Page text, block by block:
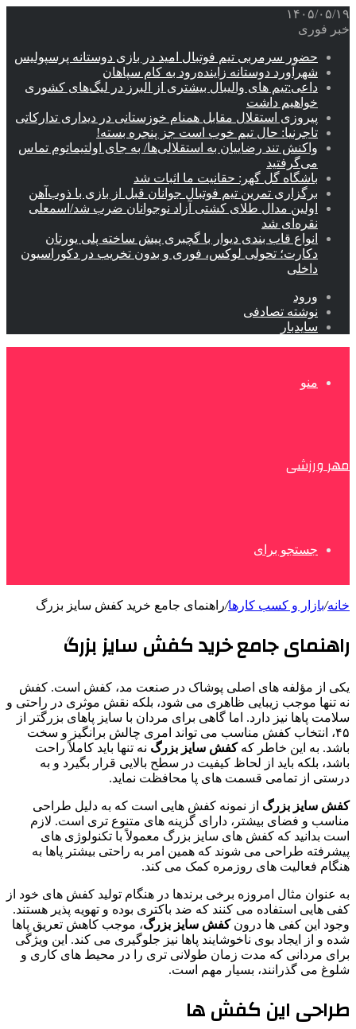
۱۴۰۵/۰۵/۱۹
خبر فوری
حضور سرمربی تیم فوتبال امید در بازی دوستانه پرسپولیس
شهرآورد دوستانه زاینده‌رود به کام سپاهان
داعی:تیم های والیبال بیشتری از البرز در لیگ‌های کشوری
خواهیم داشت
پیروزی استقلال مقابل همنام خوزستانی در دیداری تدارکاتی
تاجرنیا: حال تیم خوب است جز پنجره بسته!
واکنش تند رضاییان به استقلالی‌ها/ به جای اولتیماتوم تماس
می‌گرفتید
باشگاه گل گهر: حقانیت ما اثبات شد
برگزاری تمرین تیم فوتبال جوانان قبل از بازی با ذوب‌آهن
اولین مدال طلای کشتی آزاد نوجوانان ضرب شد/اسمعلی
نقره‌ای شد
انواع قاب بندی دیوار با گچبری پیش ساخته پلی یورتان
دکارت؛ تحولی لوکس، فوری و بدون تخریب در دکوراسیون
داخلی
ورود
نوشته تصادفی
سایدبار
منو
مهر ورزشی
جستجو برای
خانه/بازار و کسب کارها/راهنمای جامع خرید کفش سایز بزرگ
راهنمای جامع خرید کفش سایز بزرگ
یکی از مؤلفه‌ های اصلی پوشاک در صنعت مد، کفش است. کفش
نه تنها موجب زیبایی ظاهری می‌ شود، بلکه نقش موثری در راحتی و
سلامت پاها نیز دارد. اما گاهی برای مردان با سایز پاهای بزرگتر از
۴۵، انتخاب کفش مناسب می‌ تواند امری چالش برانگیز و سخت
باشد. به این خاطر کهکفش سایز بزرگ نه تنها باید کاملاً راحت
باشد، بلکه باید از لحاظ کیفیت در سطح بالایی قرار بگیرد و به
درستی از تمامی قسمت‌ های پا محافظت نماید.
کفش سایز بزرگ از نمونه کفش‌ هایی است که به دلیل طراحی
مناسب و فضای بیشتر، دارای گزینه‌ های متنوع‌ تری است. لازم
است بدانید که کفش‌ های سایز بزرگ معمولاً با تکنولوژی‌ های
پیشرفته طراحی می‌ شوند که همین امر به راحتی بیشتر پاها به
هنگام فعالیت‌ های روزمره کمک می‌ کند.
به عنوان مثال امروزه برخی برندها در هنگام تولید کفش‌ های خود از
کفی هایی استفاده می‌ کنند که ضد باکتری بوده و تهویه پذیر هستند.
وجود این کفی ها درونکفش‌ سایز بزرگ، موجب کاهش تعریق پاها
شده و از ایجاد بوی ناخوشایند پاها نیز جلوگیری می‌ کند. این ویژگی
برای مردانی که مدت زمان طولانی‌ تری را در محیط‌ های کاری و
شلوغ می‌ گذرانند، بسیار مهم است.
طراحی این کفش ها